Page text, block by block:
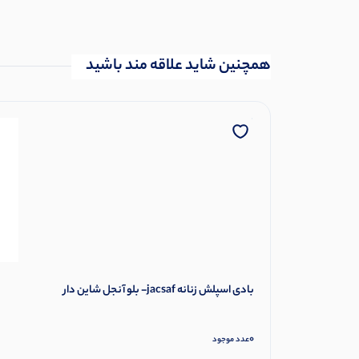
همچنین شاید علاقه مند باشید
بادی اسپلش زنانه jacsaf- بلو آنجل شاین دار
0عدد موجود